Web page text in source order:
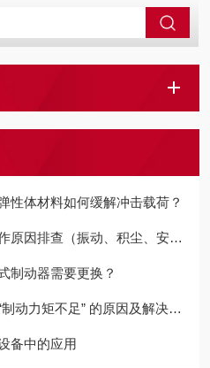
性体材料如何缓解冲击载荷？
因排查（振动、积尘、安装）
制动器需要更换？
力矩不足” 的原因及解决方案
备中的应用